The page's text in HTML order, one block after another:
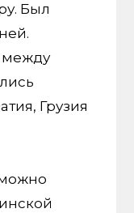
Был
между
Грузия